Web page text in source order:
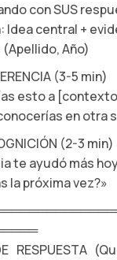
con SUS
central +
Año)
(3-5 min)
esto a
en otra
(2-3 min)
te ayudó más
la próxima vez?»
RESPUESTA